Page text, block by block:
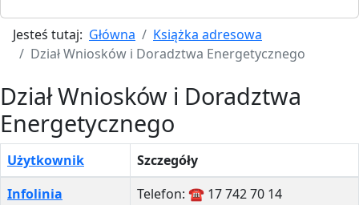
Jesteś tutaj: Główna
Książka adresowa
Dział Wniosków i Doradztwa Energetycznego
Dział Wniosków i Doradztwa
Energetycznego
Spis kontaktów,
Użytkownik
Szczegóły
Infolinia
Telefon: ☎️ 17 742 70 14